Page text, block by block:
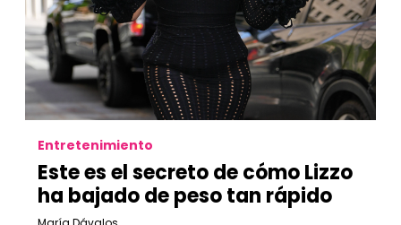
Entretenimiento
Este es el secreto de cómo Lizzo
ha bajado de peso tan rápido